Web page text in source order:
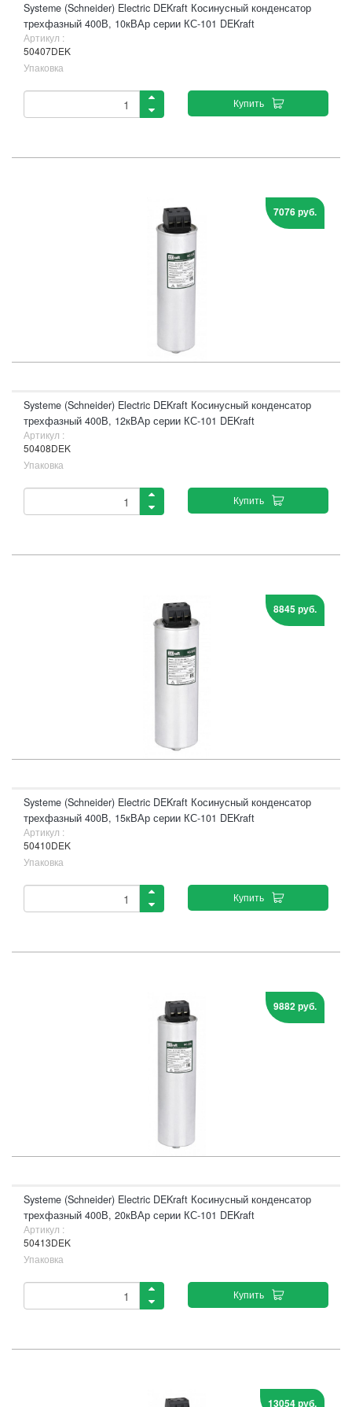
Systeme (Schneider) Electric DEKraft Косинусный конденсатор
трехфазный 400В, 10кВАр серии КС-101 DEKraft
Артикул :
50407DEK
Упаковка
Купить
7076 руб.
Systeme (Schneider) Electric DEKraft Косинусный конденсатор
трехфазный 400В, 12кВАр серии КС-101 DEKraft
Артикул :
50408DEK
Упаковка
Купить
8845 руб.
Systeme (Schneider) Electric DEKraft Косинусный конденсатор
трехфазный 400В, 15кВАр серии КС-101 DEKraft
Артикул :
50410DEK
Упаковка
Купить
9882 руб.
Systeme (Schneider) Electric DEKraft Косинусный конденсатор
трехфазный 400В, 20кВАр серии КС-101 DEKraft
Артикул :
50413DEK
Упаковка
Купить
13054 руб.